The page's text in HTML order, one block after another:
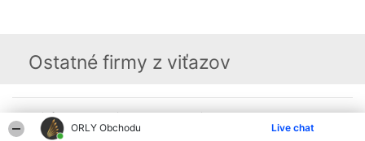
ORLY Obchodu Live chat
Ostatné firmy z viťazov
Organizátor hodnotenia
Bright Side Solutions sp. z o.
Hodnotenie Kontakt